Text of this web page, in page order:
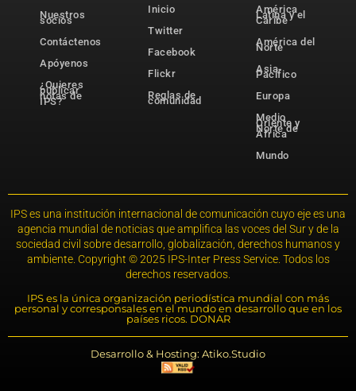
Nuestros
socios
Contáctenos
Apóyenos
¿Quieres
publicar
notas de
IPS?
Inicio
Twitter
Facebook
Flickr
Reglas de
comunidad
América
Latina y el
Caribe
América del
Norte
Asia-
Pacífico
Europa
Medio
Oriente y
Norte de
África
Mundo
IPS es una institución internacional de comunicación cuyo eje es una
agencia mundial de noticias que amplifica las voces del Sur y de la
sociedad civil sobre desarrollo, globalización, derechos humanos y
ambiente. Copyright © 2025 IPS-Inter Press Service. Todos los
derechos reservados.
IPS es la única organización periodística mundial con más
personal y corresponsales en el mundo en desarrollo que en los
países ricos. DONAR
Desarrollo & Hosting: Atiko.Studio